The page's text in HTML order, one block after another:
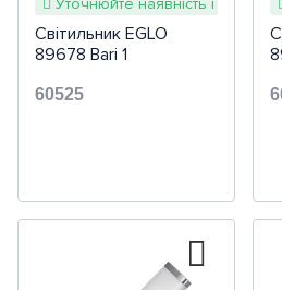
Уточнюйте наявність і терміни
Світильник EGLO
89678 Bari 1
60525